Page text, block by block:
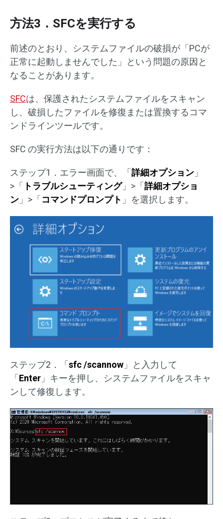
方法3．SFCを実行する
前述のとおり、システムファイルの破損が「PCが
正常に起動しませんでした」という問題の原因と
なることがあります。
SFCは、保護されたシステムファイルをスキャン
し、破損したファイルを修復または置換するコマ
ンドラインツールです。
SFC の実行方法は以下の通りです：
ステップ1．エラー画面で、「 詳細オプション 」
>「 トラブルシューティング」>「 詳細オプショ
ン 」>「 コマンドプロンプト 」を選択します。
ステップ2．「 sfc /scannow 」と入力して
「 Enter 」キーを押し、システムファイルをスキャ
ンして修復します。